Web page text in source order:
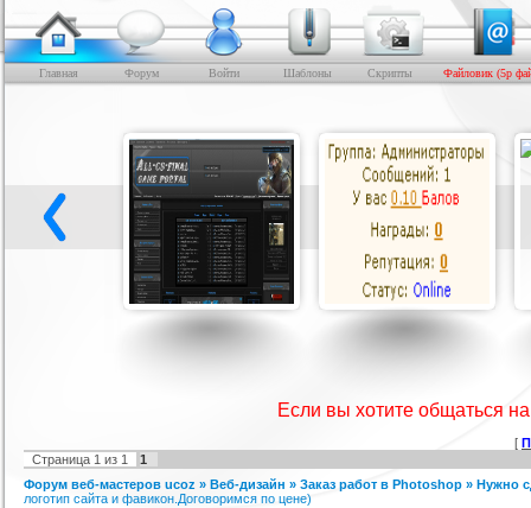
Главная Форум Войти Шаблоны Скрипты Файловик (5р
Если вы хотите общаться
[
Страница 1 из 1
1
Форум веб-мастеров ucoz » Веб-дизайн » Заказ работ в Photoshop » Нужно
логотип сайта и фавикон.Договоримся по цене)